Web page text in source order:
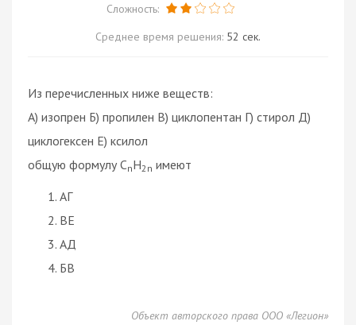
Сложность:
Среднее время решения: 52 сек.
Из перечисленных ниже веществ:
А) изопрен Б) пропилен В) циклопентан Г) стирол Д)
циклогексен Е) ксилол
общую формулу CnH2n имеют
АГ
ВЕ
АД
БВ
Объект авторского права ООО «Легион»